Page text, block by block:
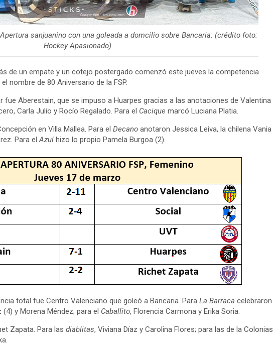
sanjuanino con una goleada a domcilio sobre Bancaria. (crédito foto:
Hockey Apasionado)
de un empate y un cotejo postergado comenzó este jueves la competencia
nombre de 80 Aniversario de la FSP.
fue Aberestain, que se impuso a Huarpes gracias a las anotaciones de Valentina
Carla Julio y Rocío Regalado. Para el Cacique marcó Luciana Platia.
en Villa Mallea. Para el Decano anotaron Jessica Leiva, la chilena Vania
Para elAzul hizo lo propio Pamela Burgoa (2).
total fue Centro Valenciano que goleó a Bancaria. Para La Barraca celebraron
y Morena Méndez; para el Caballito, Florencia Carmona y Erika Soria.
Zapata. Para las diablitas, Viviana Díaz y Carolina Flores; para las de la Colonias